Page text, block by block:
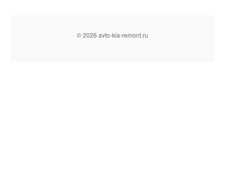
© 2026 avto-kia-remont.ru